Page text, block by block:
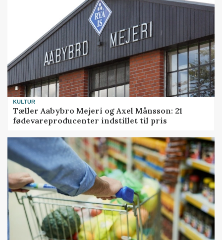
KULTUR
Tæller Aabybro Mejeri og Axel Månsson: 21
fødevareproducenter indstillet til pris